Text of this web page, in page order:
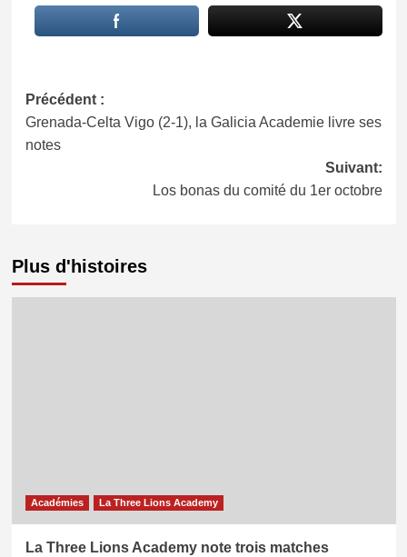
Navigation
d’article
Précédent :
Grenada-Celta Vigo (2-1), la Galicia Academie livre ses
notes
Suivant:
Los bonas du comité du 1er octobre
Plus d'histoires
Académies La Three Lions Academy
La Three Lions Academy note trois matches